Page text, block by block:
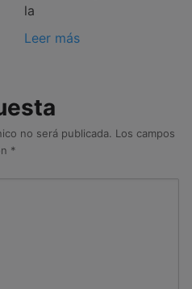
la
Leer más
no será publicada. Los campos
*